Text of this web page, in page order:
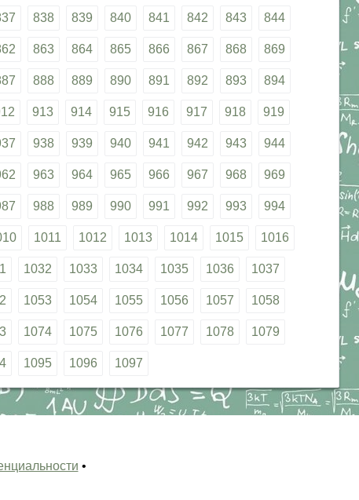
838 839 840 841 842 843 844
863 864 865 866 867 868 869
888 889 890 891 892 893 894
913 914 915 916 917 918 919
938 939 940 941 942 943 944
963 964 965 966 967 968 969
988 989 990 991 992 993 994
1011 1012 1013 1014 1015 1016
1032 1033 1034 1035 1036 1037
1053 1054 1055 1056 1057 1058
1074 1075 1076 1077 1078 1079
1095 1096 1097
•